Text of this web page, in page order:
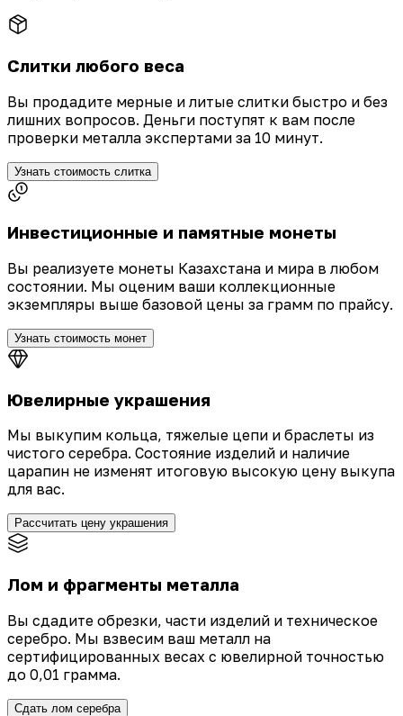
Слитки любого веса
Вы продадите мерные и литые слитки быстро и без
лишних вопросов. Деньги поступят к вам после
проверки металла экспертами за 10 минут.
Узнать стоимость слитка
Инвестиционные и памятные монеты
Вы реализуете монеты Казахстана и мира в любом
состоянии. Мы оценим ваши коллекционные
экземпляры выше базовой цены за грамм по прайсу.
Узнать стоимость монет
Ювелирные украшения
Мы выкупим кольца, тяжелые цепи и браслеты из
чистого серебра. Состояние изделий и наличие
царапин не изменят итоговую высокую цену выкупа
для вас.
Рассчитать цену украшения
Лом и фрагменты металла
Вы сдадите обрезки, части изделий и техническое
серебро. Мы взвесим ваш металл на
сертифицированных весах с ювелирной точностью
до 0,01 грамма.
Сдать лом серебра